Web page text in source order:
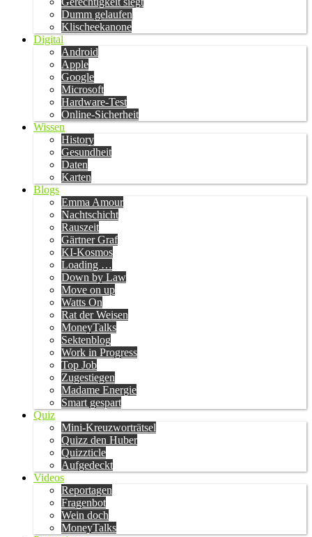
Dumm gelaufen
Klischeekanone
Digital
Android
Apple
Google
Microsoft
Hardware-Test
Online-Sicherheit
Wissen
History
Gesundheit
Daten
Karten
Blogs
Emma Amour
Nachtschicht
Rauszeit
Gärtner Graf
KI-Kosmos
Loading …
Down by Law
Move on up
Watts On
Rat der Weisen
MoneyTalks
Sektenblog
Work in Progress
Top Job
Zugestiegen
Madame Energie
Smart gespart
Quiz
Mini-Kreuzworträtsel
Quizz den Huber
Quizzticle
Aufgedeckt
Videos
Reportagen
Fragenbot
Wein doch
MoneyTalks